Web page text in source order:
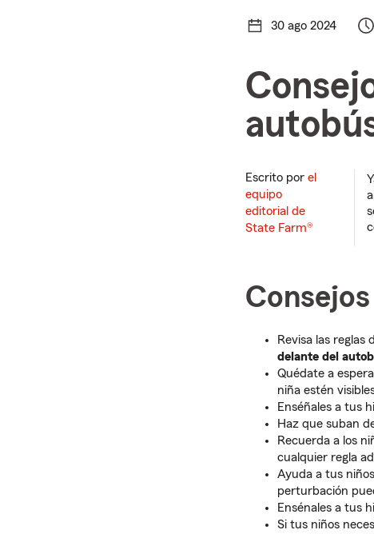
30 ago 2024
Escrito por el
equipo
editorial de
State Farm®
Revisa las reglas
delante del
Quédate a
niña estén
Enséñales a tus
Haz que suban
Recuerda a los
cualquier regla
Ayuda a tus
perturbación
Ensénales a tus
Si tus niños